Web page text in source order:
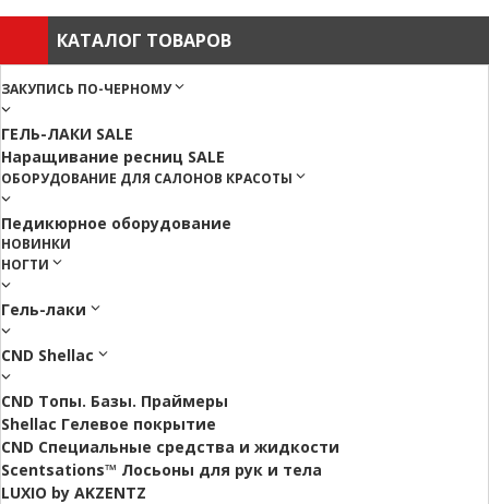
КАТАЛОГ ТОВАРОВ
ЗАКУПИСЬ ПО-ЧЕРНОМУ
ГЕЛЬ-ЛАКИ SALE
Наращивание ресниц SALE
ОБОРУДОВАНИЕ ДЛЯ САЛОНОВ КРАСОТЫ
Педикюрное оборудование
НОВИНКИ
НОГТИ
Гель-лаки
CND Shellac
CND Топы. Базы. Праймеры
Shellac Гелевое покрытие
CND Специальные средства и жидкости
Scentsations™ Лосьоны для рук и тела
LUXIO by AKZENTZ